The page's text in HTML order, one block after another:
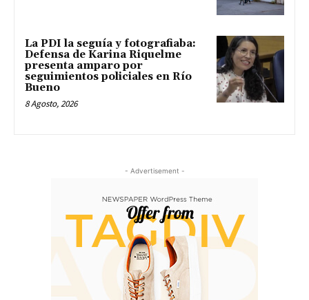
La PDI la seguía y fotografiaba:
Defensa de Karina Riquelme
presenta amparo por
seguimientos policiales en Río
Bueno
8 Agosto, 2026
- Advertisement -